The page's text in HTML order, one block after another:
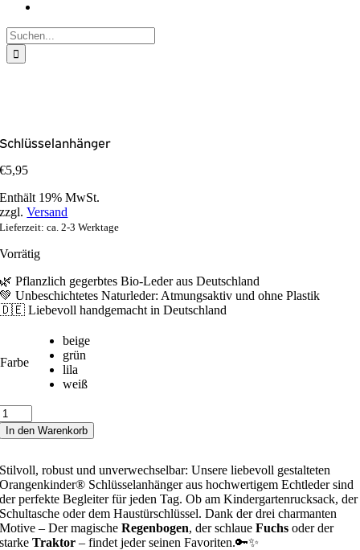
Suche
nach:
Schlüsselanhänger
€5,95
Enthält 19% MwSt.
zzgl.Versand
Lieferzeit: ca. 2-3 Werktage
Vorrätig
🌿 Pflanzlich gegerbtes Bio-Leder aus Deutschland
💚 Unbeschichtetes Naturleder: Atmungsaktiv und ohne Plastik
🇩🇪 Liebevoll handgemacht in Deutschland
Farbe
beige
grün
lila
weiß
In den Warenkorb
Stilvoll, robust und unverwechselbar: Unsere liebevoll gestalteten
Orangenkinder® Schlüsselanhänger aus hochwertigem Echtleder sind
der perfekte Begleiter für jeden Tag. Ob am Kindergartenrucksack, der
Schultasche oder dem Haustürschlüssel. Dank der drei charmanten
Motive – Der magischeRegenbogen, der schlaueFuchs oder der
starkeTraktor– findet jeder seinen Favoriten.🔑✨